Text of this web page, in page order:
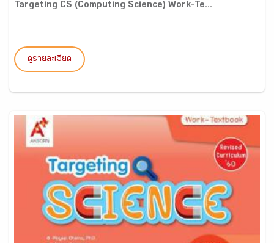
Targeting CS (Computing Science) Work-Te...
ดูรายละเอียด